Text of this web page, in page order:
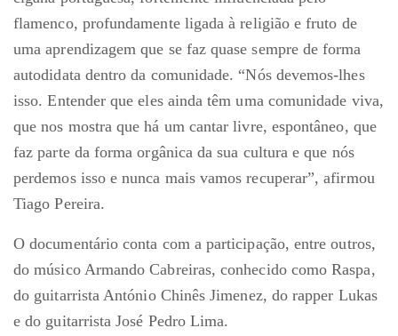
flamenco, profundamente ligada à religião e fruto de
uma aprendizagem que se faz quase sempre de forma
autodidata dentro da comunidade. “Nós devemos-lhes
isso. Entender que eles ainda têm uma comunidade viva,
que nos mostra que há um cantar livre, espontâneo, que
faz parte da forma orgânica da sua cultura e que nós
perdemos isso e nunca mais vamos recuperar”, afirmou
Tiago Pereira.
O documentário conta com a participação, entre outros,
do músico Armando Cabreiras, conhecido como Raspa,
do guitarrista António Chinês Jimenez, do rapper Lukas
e do guitarrista José Pedro Lima.